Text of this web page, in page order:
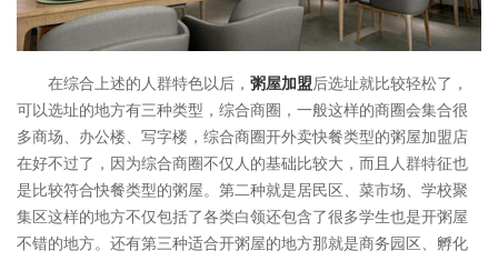
在综合上述的人群特色以后， 粥屋加盟后选址就比较轻松了，
可以选址的地方有三种类型，综合商圈，一般这样的商圈会集合很
多商场、办公楼、写字楼，综合商圈开外卖快餐类型的粥屋加盟店
在好不过了，因为综合商圈不仅人的基础比较大，而且人群特征也
是比较符合快餐类型的粥屋。第二种就是居民区、菜市场、学校聚
集区这样的地方不仅包括了各类白领还包含了很多学生也是开粥屋
不错的地方。还有第三种适合开粥屋的地方那就是商务园区、孵化